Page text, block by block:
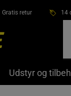
Gratis retur 14
Udstyr og